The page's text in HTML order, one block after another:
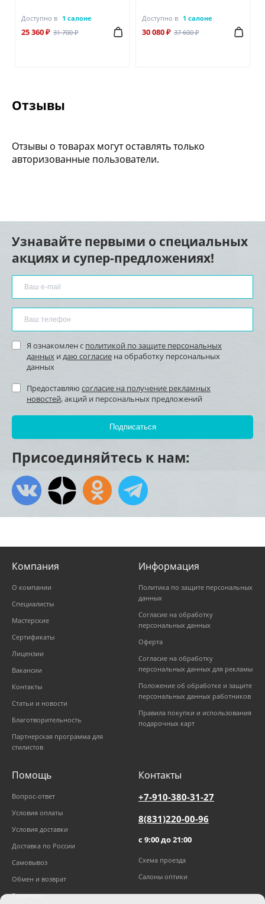
Доступно в 1 салоне
25 360 ₽ 31 700 ₽
Доступно в 1 салоне
30 080 ₽ 37 600 ₽
Отзывы
Отзывы о товарах могут оставлять только
авторизованные пользователи.
Узнавайте первыми о специальных
акциях и супер-предложениях!
Я ознакомлен с политикой по защите персональных
данных и даю согласие на обработку персональных
данных
Предоставляю согласие на получение рекламных
новостей, акций и персональных предложений
Присоединяйтесь к нам:
Компания
О компании
Специалисты
Мастерские
Сертификаты
Лицензии
Вакансии
Контакты
Статьи и новости
Благотворительность
Партнерская программа для
стилистов
Информация
Политика по защите персональных
данных
Согласие на обработку
персональных данных
Оферта
Согласие на обработку
персональных данных для рекламы
Положение об обработке и защите
персональных данных работников
Правила покупки и использования
подарочных карт
Помощь
Вопрос-ответ
Условия оплаты
Условия доставки
Доставка по России
Самовывоз
Обмен и возврат
Гарантии
Контакты
+7-910-380-31-27
8(831)220-00-96
с 9:00 до 21:00
Схема проезда
Салоны оптики